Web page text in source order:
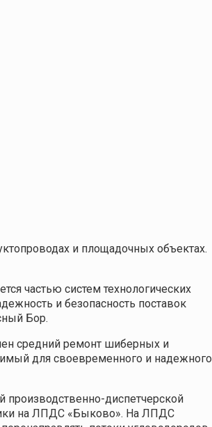
и площадочных объектах.
частью систем технологических
и безопасность поставок
Бор.
средний ремонт шиберных и
для своевременного и надежного
диспетчерской
на ЛПДС «Быково». На ЛПДС